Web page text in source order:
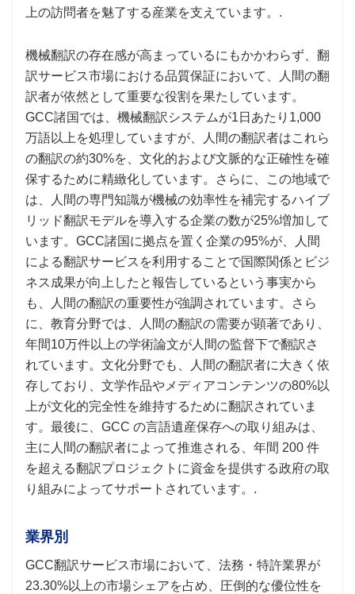
上の訪問者を魅了する産業を支えています。.
機械翻訳の存在感が高まっているにもかかわらず、翻
訳サービス市場における品質保証において、人間の翻
訳者が依然として重要な役割を果たしています。
GCC諸国では、機械翻訳システムが1日あたり1,000
万語以上を処理していますが、人間の翻訳者はこれら
の翻訳の約30%を、文化的および文脈的な正確性を確
保するために精緻化しています。さらに、この地域で
は、人間の専門知識が機械の効率性を補完するハイブ
リッド翻訳モデルを導入する企業の数が25%増加して
います。GCC諸国に拠点を置く企業の95%が、人間
による翻訳サービスを利用することで国際関係とビジ
ネス成果が向上したと報告しているという事実から
も、人間の翻訳の重要性が強調されています。さら
に、教育分野では、人間の翻訳の需要が顕著であり、
年間10万件以上の学術論文が人間の監督下で翻訳さ
れています。文化分野でも、人間の翻訳者に大きく依
存しており、文学作品やメディアコンテンツの80%以
上が文化的完全性を維持するために翻訳されていま
す。最後に、GCC の言語遺産保存への取り組みは、
主に人間の翻訳者によって推進される、年間 200 件
を超える翻訳プロジェクトに資金を提供する政府の取
り組みによってサポートされています。.
業界別
GCC翻訳サービス市場において、法務・特許業界が
23.30%以上の市場シェアを占め、圧倒的な優位性を